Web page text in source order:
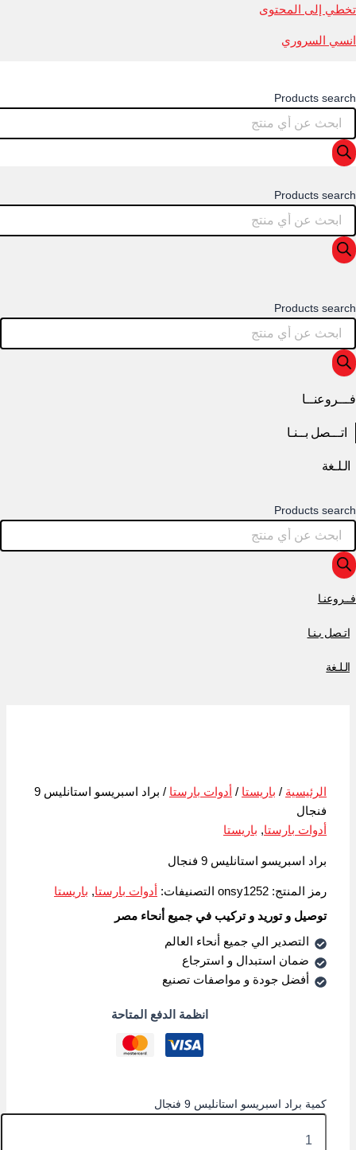
تخطي إلى المحتوى
انسي السروري
Products search
Products search
Products search
فـــروعنــا
اتـــصل بــنـا
الـلـغة
Products search
فــروعنـا
اتـصل بـنـا
الـلـغة
الرئيسية / باريستا / أدوات بارستا
/ براد اسبريسو استانليس 9
فنجال
أدوات بارستا, باريستا
براد اسبريسو استانليس 9 فنجال
رمز المنتج:onsy1252 التصنيفات: أدوات بارستا, باريستا
توصيل و توريد و تركيب في جميع أنحاء مصر
التصدير الي جميع أنحاء العالم
ضمان استبدال و استرجاع
أفضل جودة و مواصفات تصنيع
انظمة الدفع المتاحة
كمية براد اسبريسو استانليس 9 فنجال